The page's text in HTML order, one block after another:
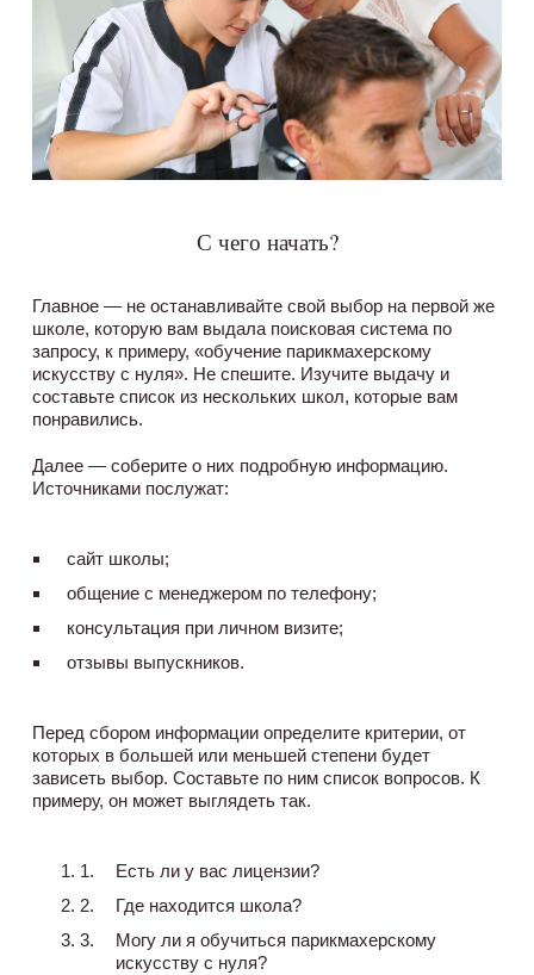
С чего начать?
Главное — не останавливайте свой выбор на первой же
школе, которую вам выдала поисковая система по
запросу, к примеру, «обучение парикмахерскому
искусству с нуля». Не спешите. Изучите выдачу и
составьте список из нескольких школ, которые вам
понравились.
Далее — соберите о них подробную информацию.
Источниками послужат:
сайт школы;
общение с менеджером по телефону;
консультация при личном визите;
отзывы выпускников.
Перед сбором информации определите критерии, от
которых в большей или меньшей степени будет
зависеть выбор. Составьте по ним список вопросов. К
примеру, он может выглядеть так.
Есть ли у вас лицензии?
Где находится школа?
Могу ли я обучиться парикмахерскому
искусству с нуля?